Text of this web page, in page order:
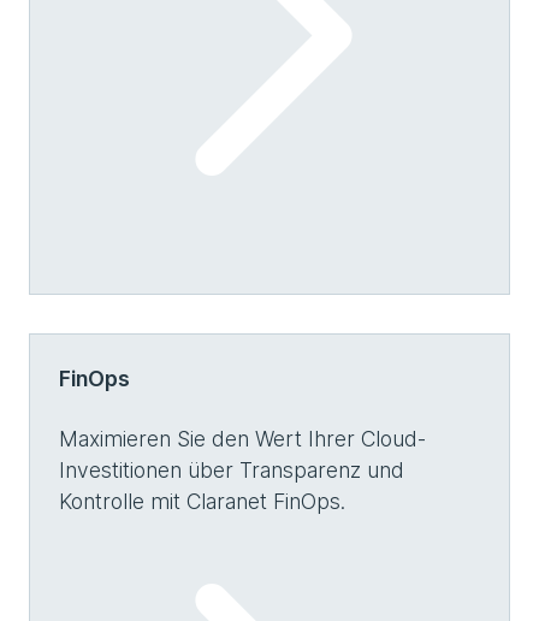
FinOps
Maximieren Sie den Wert Ihrer Cloud-
Investitionen über Transparenz und
Kontrolle mit Claranet FinOps.